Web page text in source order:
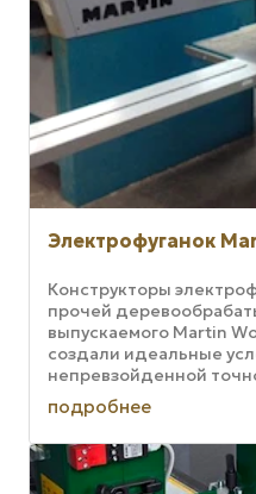
Электрофуганок
Конструкторы
прочей
выпускаемого Martin
создали идеальные
непревзойденной
длиннее, рядом T45.
подробнее